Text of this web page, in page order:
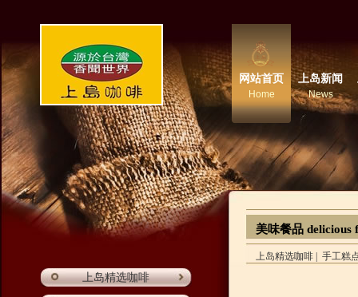
网站首页
Home
上岛新闻
News
美味餐品 delicious
上岛精选咖啡 手工糕
上岛精选咖啡